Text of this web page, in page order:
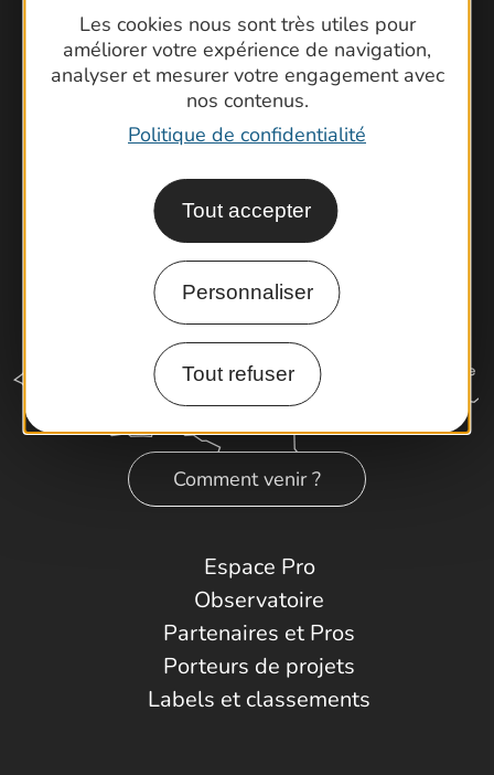
Les cookies nous sont très utiles pour
améliorer votre expérience de navigation,
analyser et mesurer votre engagement avec
nos contenus.
Politique de confidentialité
Tout accepter
Personnaliser
Tout refuser
Foire aux questions
Brochures
Cartoguides et Topoguides
Latitude Gard
Comment venir ?
Espace Pro
Observatoire
Partenaires et Pros
Porteurs de projets
Labels et classements